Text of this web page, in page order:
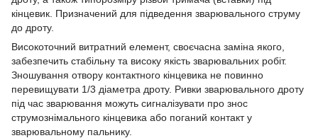
кінцевик. Призначений для підведення зварювального струму
до дроту.
Високоточний витратний елемент, своєчасна заміна якого,
забезпечить стабільну та високу якість зварювальних робіт.
Зношування отвору контактного кінцевика не повинно
перевищувати 1/3 діаметра дроту. Ривки зварювального дроту
під час зварювання можуть сигналізувати про знос
струмознімального кінцевика або поганий контакт у
зварювальному пальнику.